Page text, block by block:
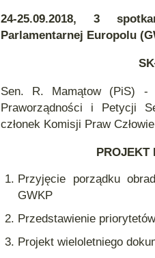
24-25.09.2018, 3
Parlamentarnej Europolu
Sen. R. Mamątow (PiS) -
Praworządności i Petycji
członek Komisji Praw
PROJEKT
Przyjęcie porządku
GWKP
Przedstawienie
Projekt wieloletniego